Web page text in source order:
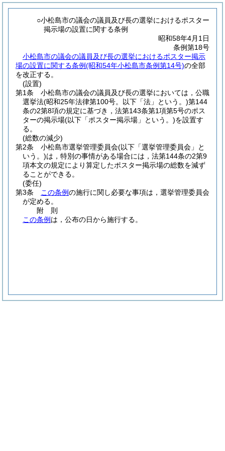
○小松島市の議会の議員及び長の選挙におけるポスター
掲示場の設置に関する条例
昭和58年4月1日
条例第18号
小松島市の議会の議員及び長の選挙におけるポスター掲示
場の設置に関する条例(昭和54年小松島市条例第14号)の全部
を改正する。
(設置)
第1条
小松島市の議会の議員及び長の選挙においては，公職
選挙法(昭和25年法律第100号。以下「法」という。)第144
条の2第8項の規定に基づき，法第143条第1項第5号のポス
ターの掲示場(以下「ポスター掲示場」という。)を設置す
る。
(総数の減少)
第2条
小松島市選挙管理委員会(以下「選挙管理委員会」と
いう。)は，特別の事情がある場合には，法第144条の2第9
項本文の規定により算定したポスター掲示場の総数を減ず
ることができる。
(委任)
第3条
この条例の施行に関し必要な事項は，選挙管理委員会
が定める。
附 則
この条例 は，公布の日から施行する。